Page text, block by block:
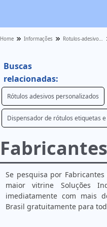
Home Informações Rotulos-adesivos - Categoria
Buscas
relacionadas:
Rótulos adesivos personalizados
Dispensador de rótulos etiquetas
Se pesquisa por
maior vitrine Soluções
imediatamente com mais
Brasil gratuitamente para